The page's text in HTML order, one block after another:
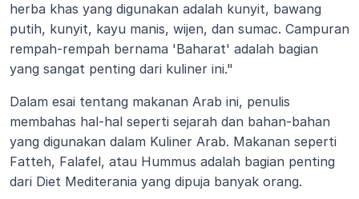
herba khas yang digunakan adalah kunyit, bawang
putih, kunyit, kayu manis, wijen, dan sumac. Campuran
rempah-rempah bernama 'Baharat' adalah bagian
yang sangat penting dari kuliner ini."
Dalam esai tentang makanan Arab ini, penulis
membahas hal-hal seperti sejarah dan bahan-bahan
yang digunakan dalam Kuliner Arab. Makanan seperti
Fatteh, Falafel, atau Hummus adalah bagian penting
dari Diet Mediterania yang dipuja banyak orang.